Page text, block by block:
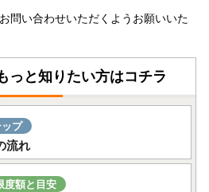
問い合わせいただくようお願いいた
っと知りたい方はコチラ
プ
流れ
度額と目安